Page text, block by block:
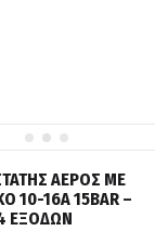
ΑΕΡΟΣ ΜΕ
10-16Α 15BAR –
ΕΞΟΔΩΝ